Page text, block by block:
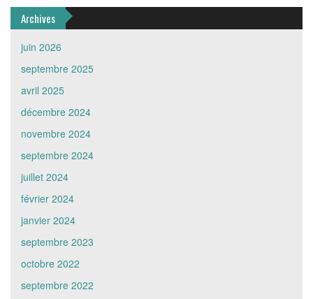
Archives
juin 2026
septembre 2025
avril 2025
décembre 2024
novembre 2024
septembre 2024
juillet 2024
février 2024
janvier 2024
septembre 2023
octobre 2022
septembre 2022